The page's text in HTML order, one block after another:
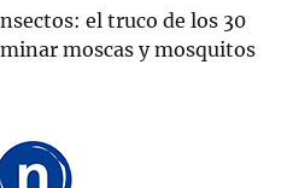
el truco de los 30
moscas y mosquitos